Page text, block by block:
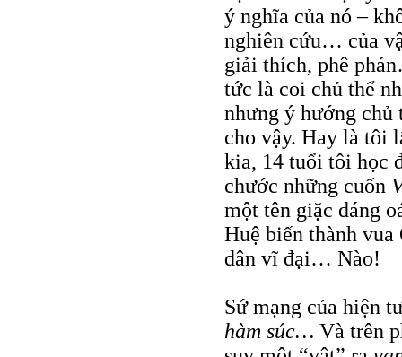
ý nghĩa của nó –
nghiên cứu… của
giải thích, phê
tức là coi chủ thể
nhưng ý hướng
cho vậy. Hay là tôi
kia, 14 tuổi tôi học
chước những cuốn
một tên giặc đáng
Huệ biến thành vua
dân vĩ đại… Nào!
Sứ mạng của hiện
hàm súc… Và trên